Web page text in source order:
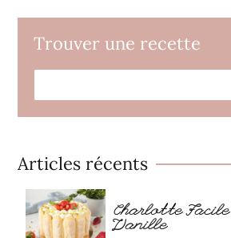
Trouver une recette
Articles récents
Charlotte Facile
Vanille